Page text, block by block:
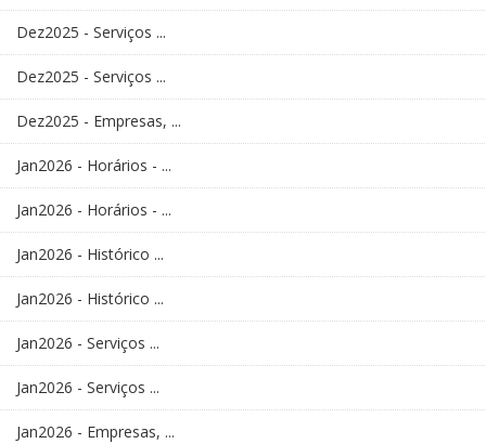
Dez2025 - Serviços ...
Dez2025 - Serviços ...
Dez2025 - Empresas, ...
Jan2026 - Horários - ...
Jan2026 - Horários - ...
Jan2026 - Histórico ...
Jan2026 - Histórico ...
Jan2026 - Serviços ...
Jan2026 - Serviços ...
Jan2026 - Empresas, ...